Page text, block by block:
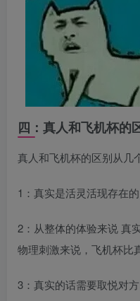
四：真人和飞机杯的
真人和飞机杯的区别从几
1：真实是活灵活现存在
2：从整体的体验来说 真
物理刺激来说，飞机杯比
3：真实的话需要取悦对